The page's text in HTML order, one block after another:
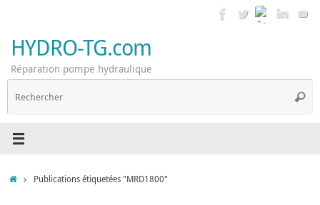
contenu
HYDRO-TG.com
Réparation pompe hydraulique
AccueilPublications étiquetées "MRD1800"